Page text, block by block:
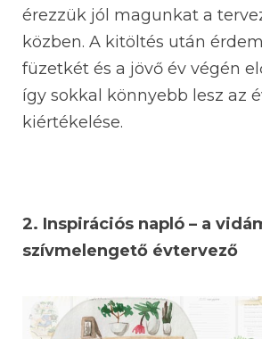
érezzük jól magunkat a
közben. A kitöltés után
füzetkét és a jövő év végén
így sokkal könnyebb lesz az
kiértékelése.
2. Inspirációs napló – a
szívmelengető évtervező